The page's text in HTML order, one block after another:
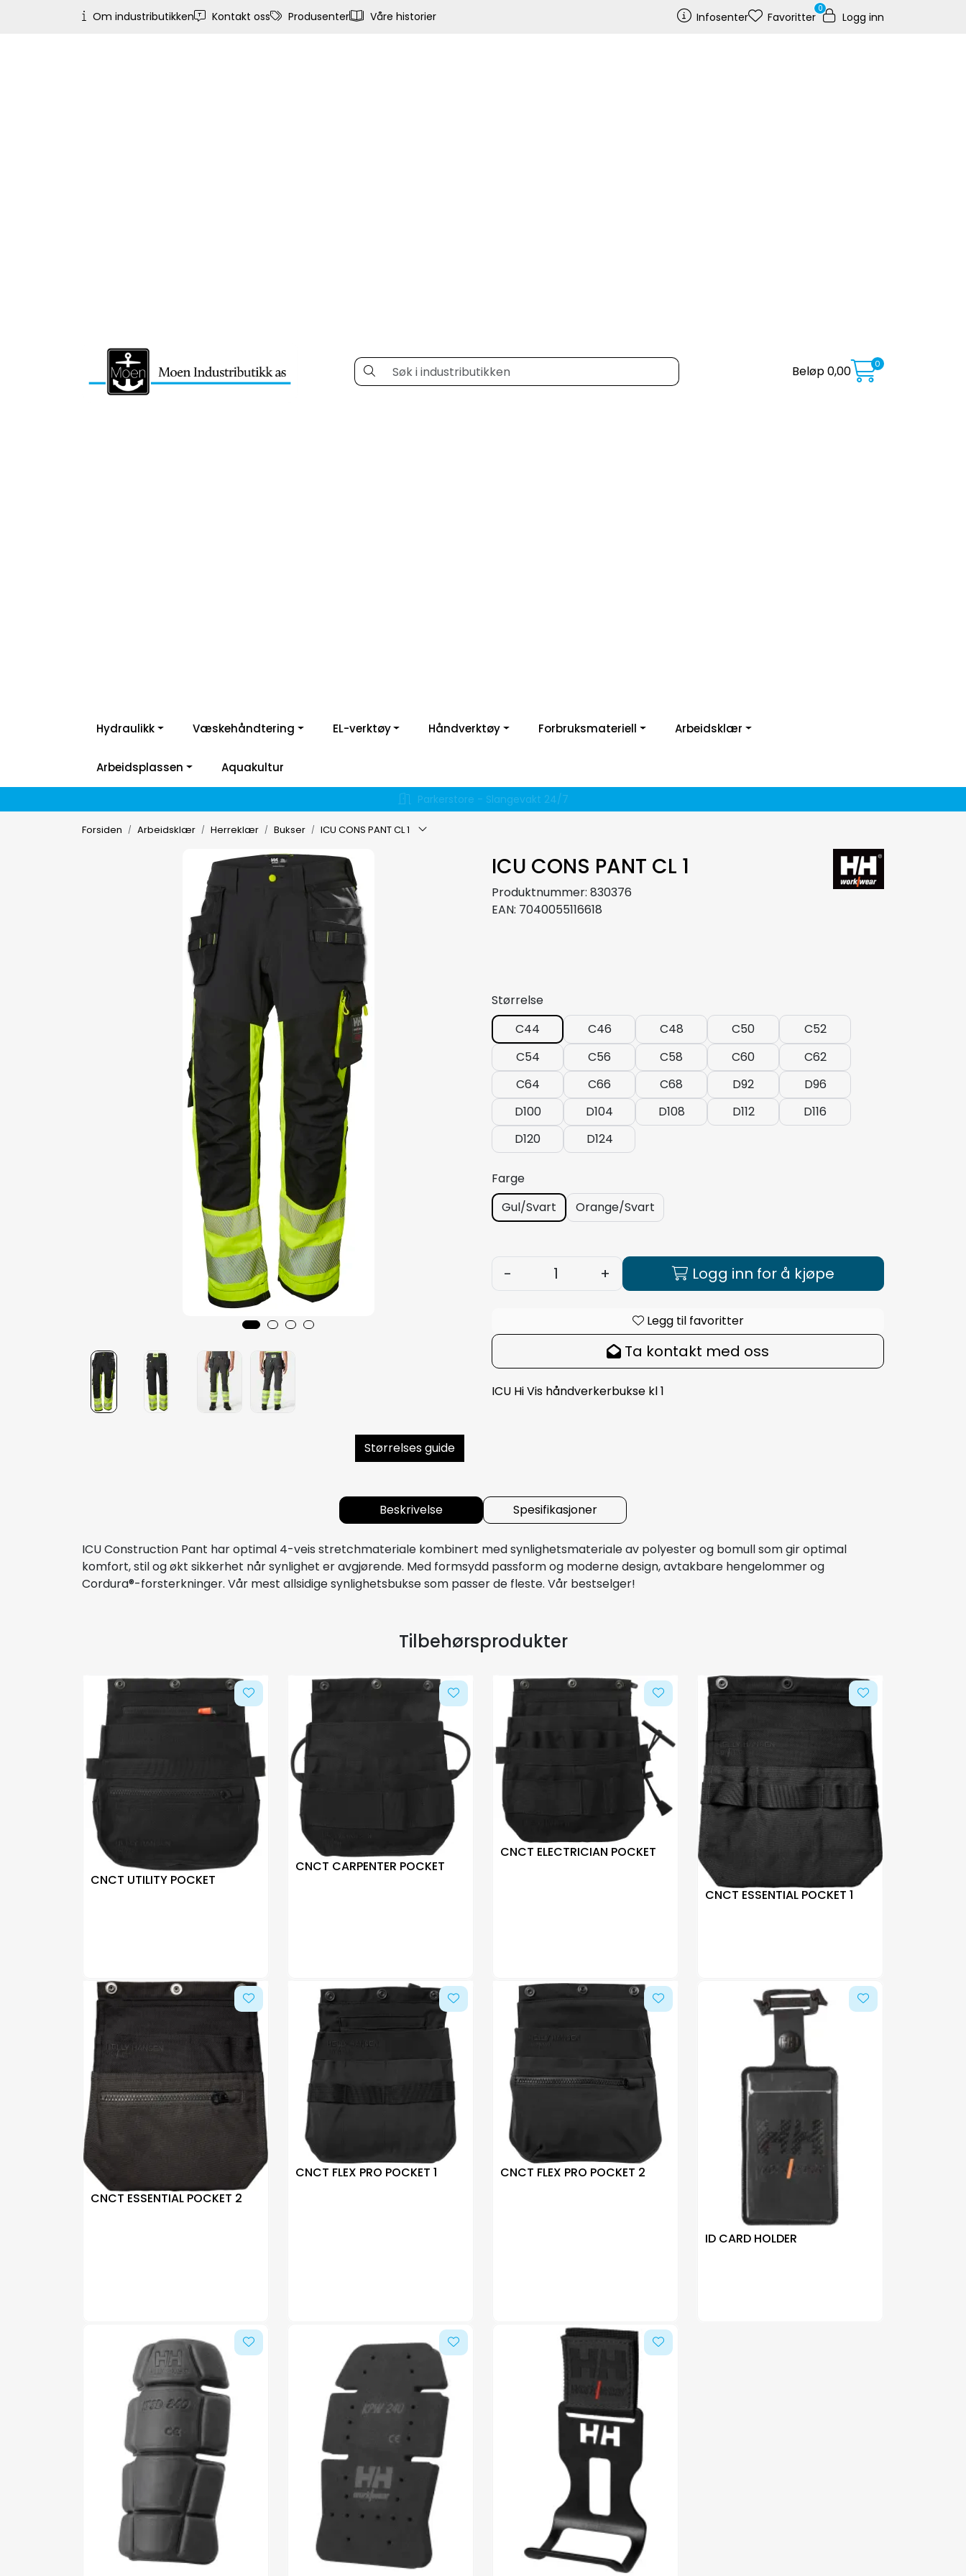
Skip to main content
Om industributikken Kontakt oss Produsenter Våre historier Infosenter
0
Favoritter Logg inn
Beløp0,00 0
Hydraulikk Væskehåndtering EL-verktøy Håndverktøy Forbruksmateriell Arbeidsklær
Arbeidsplassen Aquakultur
Daglig lokal utkjøring
Forsiden Arbeidsklær Herreklær Bukser ICU CONS PANT CL 1
ICU CONS PANT CL 1
Produktnummer: 830376
EAN: 7040055116618
Størrelse
C44
C46 C48 C50
C52
C54
C56 C58 C60
C62
C64
C66 C68 D92
D96
D100
D104 D108 D112
D116
D120
D124
Farge
Gul/Svart
Orange/Svart
- + Logg inn for å kjøpe
Legg til favoritter
Ta kontakt med oss
ICU Hi Vis håndverkerbukse kl 1
Størrelses guide
Beskrivelse Spesifikasjoner
ICU Construction Pant har optimal 4-veis stretchmateriale kombinert med synlighetsmateriale av polyester og bomull som gir optimal
komfort, stil og økt sikkerhet når synlighet er avgjørende. Med formsydd passform og moderne design, avtakbare hengelommer og
Cordura®-forsterkninger. Vår mest allsidige synlighetsbukse som passer de fleste. Vår bestselger!
Tilbehørsprodukter
CNCT UTILITY POCKET
CNCT CARPENTER POCKET
CNCT ELECTRICIAN POCKET
CNCT ESSENTIAL POCKET 1
CNCT ESSENTIAL POCKET 2
CNCT FLEX PRO POCKET 1 CNCT FLEX PRO POCKET 2
ID CARD HOLDER